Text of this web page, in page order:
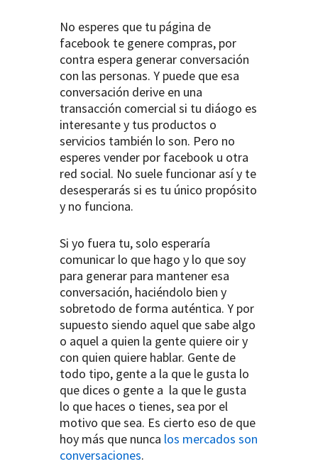
No esperes que tu página de
facebook te genere compras, por
contra espera generar conversación
con las personas. Y puede que esa
conversación derive en una
transacción comercial si tu diáogo es
interesante y tus productos o
servicios también lo son. Pero no
esperes vender por facebook u otra
red social. No suele funcionar así y te
desesperarás si es tu único propósito
y no funciona.
Si yo fuera tu, solo esperaría
comunicar lo que hago y lo que soy
para generar para mantener esa
conversación, haciéndolo bien y
sobretodo de forma auténtica. Y por
supuesto siendo aquel que sabe algo
o aquel a quien la gente quiere oir y
con quien quiere hablar. Gente de
todo tipo, gente a la que le gusta lo
que dices o gente a la que le gusta
lo que haces o tienes, sea por el
motivo que sea. Es cierto eso de que
hoy más que nunca los mercados son
conversaciones.